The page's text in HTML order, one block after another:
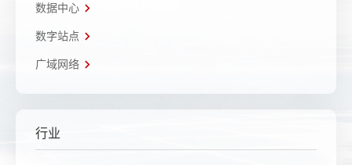
数据中心
数字站点
广域网络
行业